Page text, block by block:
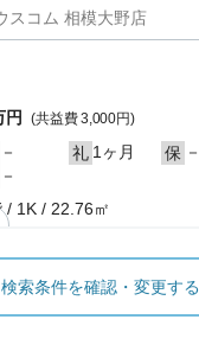
スコム 相模大野店
円 (共益費 3,000円)
－ 礼 1ヶ月 保 －
－
/ 1K / 22.76㎡
検索条件を確認・変更する